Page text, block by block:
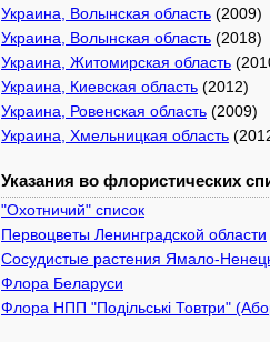
Украина, Волынская область (2009)
Украина, Волынская область (2018)
Украина, Житомирская область
Украина, Киевская область (2012)
Украина, Ровенская область (2009)
Украина, Хмельницкая область
Указания во флористических
"Охотничий" список
Первоцветы Ленинградской области
Сосудистые растения Ямало-
Флора Беларуси
Флора НПП "Подільські Товтри"